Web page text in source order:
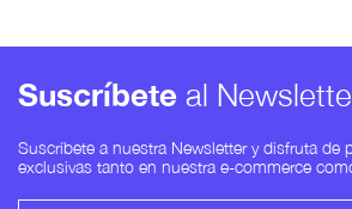
Suscríbete al
Suscríbete a nuestra Newsletter y disfruta de
exclusivas tanto en nuestra e-commerce